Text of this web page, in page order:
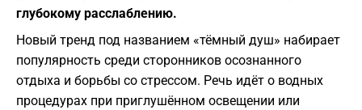
глубокому расслаблению.
Новый тренд под названием «тёмный душ» набирает
популярность среди сторонников осознанного
отдыха и борьбы со стрессом. Речь идёт о водных
процедурах при приглушённом освещении или